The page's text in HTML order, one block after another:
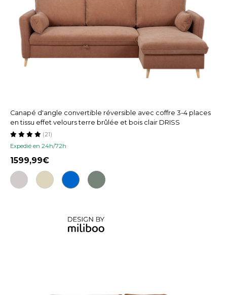
Canapé d'angle convertible réversible avec coffre 3-4 places
en tissu effet velours terre brûlée et bois clair DRISS
Expedié en 24h/72h
(21)
1599,99